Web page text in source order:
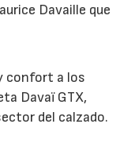
Davaille que
confort a los
Davaï GTX,
del calzado.